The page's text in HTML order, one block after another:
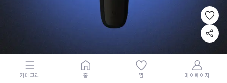
카테고리 홈 찜 마이페이지